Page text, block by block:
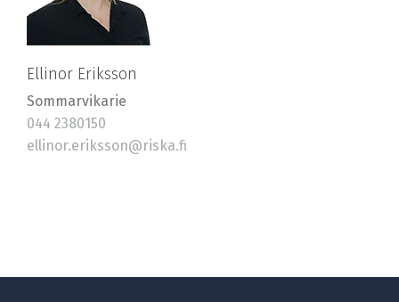
Ellinor Eriksson
Sommarvikarie
044 2380150
ellinor.eriksson@riska.fi